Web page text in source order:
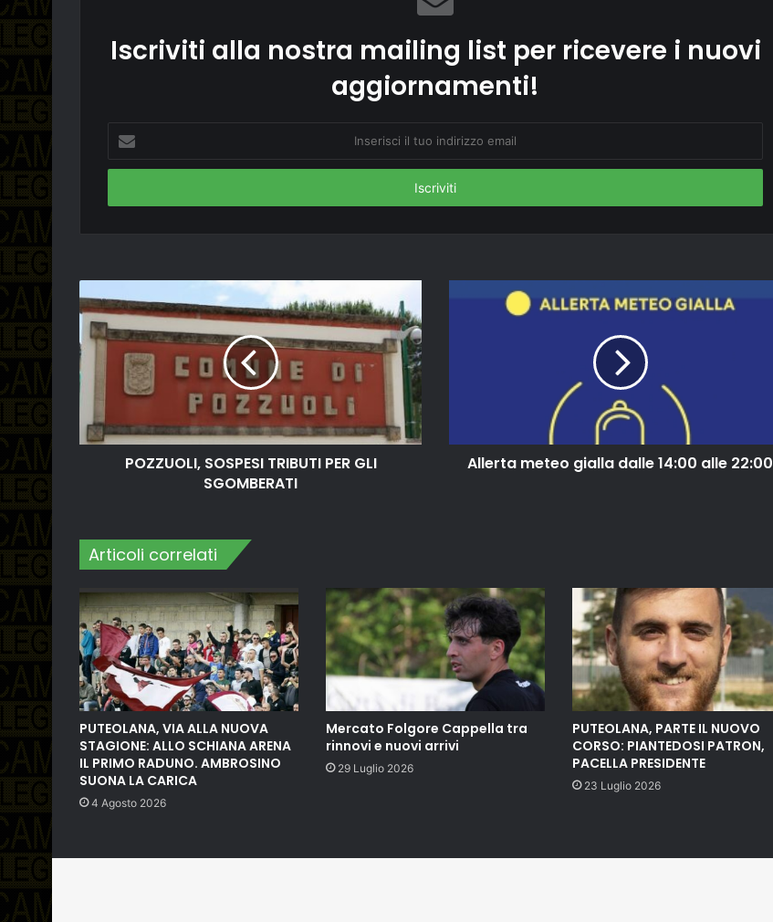
Iscriviti alla nostra mailing list per ricevere i nuovi
aggiornamenti!
tuo
email
POZZUOLI, SOSPESI TRIBUTI PER GLI
SGOMBERATI
Allerta meteo gialla dalle 14:00 alle 22:00
Articoli correlati
PUTEOLANA, VIA ALLA NUOVA
STAGIONE: ALLO SCHIANA ARENA
IL PRIMO RADUNO. AMBROSINO
SUONA LA CARICA
4 Agosto 2026
Mercato Folgore Cappella tra
rinnovi e nuovi arrivi
29 Luglio 2026
PUTEOLANA, PARTE IL NUOVO
CORSO: PIANTEDOSI PATRON,
PACELLA PRESIDENTE
23 Luglio 2026